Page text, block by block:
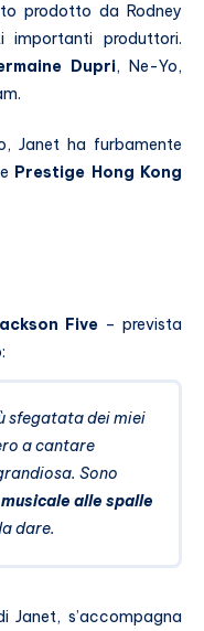
prodotto da Rodney
importanti produttori.
Dupri, Ne-Yo,
Janet ha furbamente
Prestige Hong Kong
Five – prevista
sfegatata dei miei
a cantare
Sono
alle spalle
dare.
Janet, s’accompagna